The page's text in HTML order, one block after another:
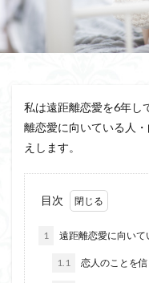
私は遠距離恋愛を6年し
離恋愛に向いている人
えします。
目次
1 遠距離恋愛に向いて
1.1 恋人のことを